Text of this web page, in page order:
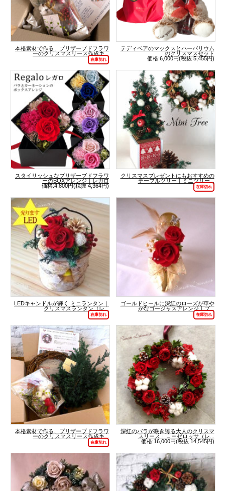
本格素材で作る、プリザーブドフラワ
ーのクリスマスリース作成キ...
在庫切れ
テディベアのマックスとハーバリウム
のクリスマスセット
価格:6,000円(税抜 5,455円)
スタイリッシュなプリザーブドフラワ
ーのBOXアレンジ｜レガロ
価格:4,800円(税抜 4,364円)
クリスマスプレゼントにもおすすめの
テーブルツリー｜ミニツリー...
在庫切れ
LEDキャンドルが輝く ミニランタン｜
クリスマスランタン（レ...
在庫切れ
ゴールドヒールに深紅のローズが華や
かなゴージャスアレンジ｜プ...
在庫切れ
本格素材で作る、プリザーブドフラワ
ーのクリスマスリース作成キ...
在庫切れ
深紅のバラが咲き誇る大人のクリスマ
スリース｜ローゼロッサ（レ...
価格:16,000円(税抜 14,545円)